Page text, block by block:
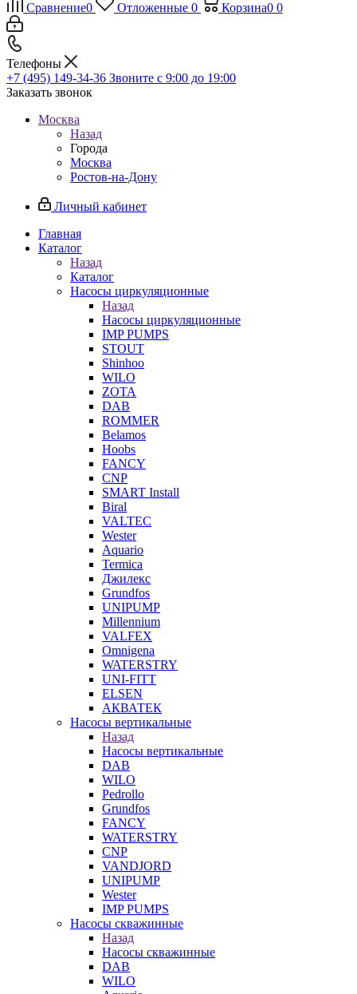
Сравнение0 Отложенные 0 Корзина0 0
Телефоны
+7 (495) 149-34-36 Звоните с 9:00 до 19:00
Заказать звонок
Москва
Назад
Города
Москва
Ростов-на-Дону
Личный кабинет
Главная
Каталог
Назад
Каталог
Насосы циркуляционные
Назад
Насосы циркуляционные
IMP PUMPS
STOUT
Shinhoo
WILO
ZOTA
DAB
ROMMER
Belamos
Hoobs
FANCY
CNP
SMART Install
Biral
VALTEC
Wester
Aquario
Termica
Джилекс
Grundfos
UNIPUMP
Millennium
VALFEX
Omnigena
WATERSTRY
UNI-FITT
ELSEN
АКВАТЕК
Насосы вертикальные
Назад
Насосы вертикальные
DAB
WILO
Pedrollo
Grundfos
FANCY
WATERSTRY
CNP
VANDJORD
UNIPUMP
Wester
IMP PUMPS
Насосы скважинные
Назад
Насосы скважинные
DAB
WILO